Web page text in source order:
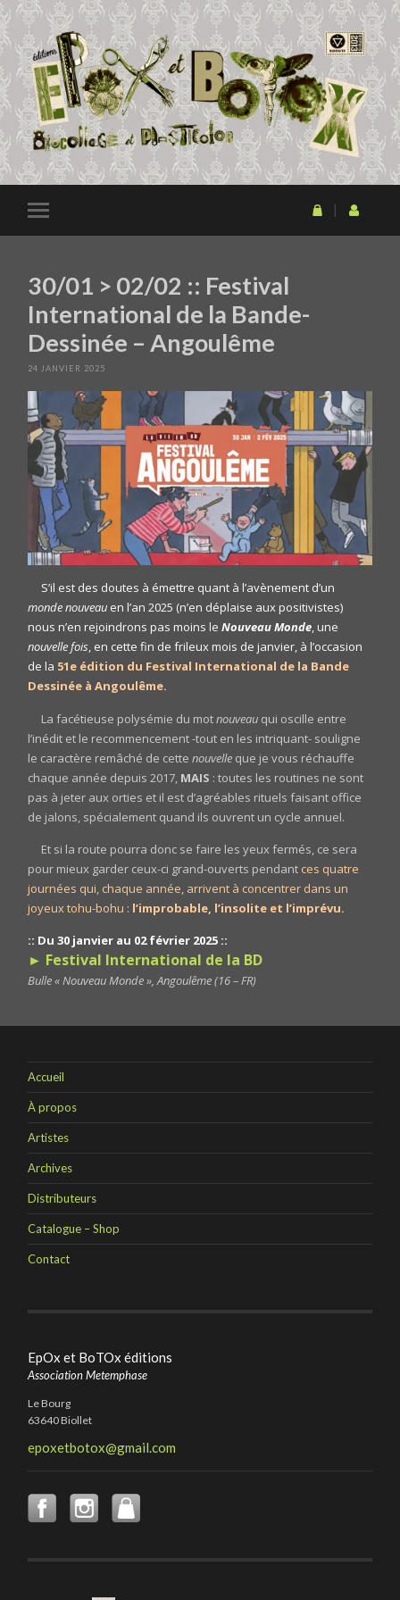
30/01 > 02/02 :: Festival
International de la Bande-
Dessinée – Angoulême
24 JANVIER 2025
S’il est des doutes à émettre quant à l’avènement d’un
monde nouveau en l’an 2025 (n’en déplaise aux positivistes)
nous n’en rejoindrons pas moins le Nouveau Monde, une
nouvelle fois, en cette fin de frileux mois de janvier, à l’occasion
de la 51e édition du Festival International de la Bande
Dessinée à Angoulême.
La facétieuse polysémie du motnouveau qui oscille entre
l’inédit et le recommencement -tout en les intriquant- souligne
le caractère remâché de cettenouvelle que je vous réchauffe
chaque année depuis 2017, MAIS : toutes les routines ne sont
pas à jeter aux orties et il est d’agréables rituels faisant office
de jalons, spécialement quand ils ouvrent un cycle annuel.
Et si la route pourra donc se faire les yeux fermés, ce sera
pour mieux garder ceux-ci grand-ouverts pendant ces quatre
journées qui, chaque année, arrivent à concentrer dans un
joyeux tohu-bohu : l’improbable, l’insolite et l’imprévu.
:: Du 30 janvier au 02 février 2025 ::
► Festival International de la BD
Bulle « Nouveau Monde », Angoulême (16 – FR)
Accueil
À propos
Artistes
Archives
Distributeurs
Catalogue – Shop
Contact
EpOx et BoTOx éditions
Association Metemphase
Le Bourg
63640 Biollet
epoxetbotox@gmail.com